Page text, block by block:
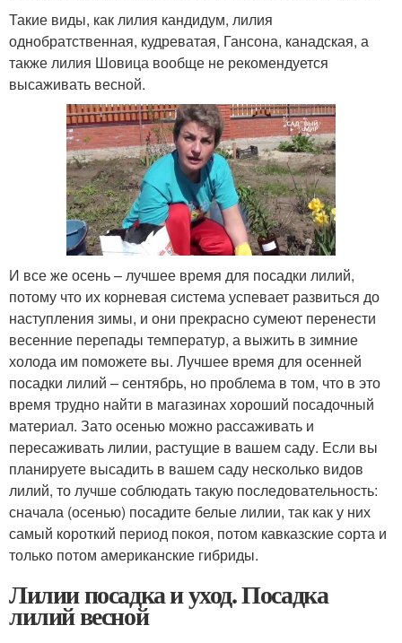
Такие виды, как лилия кандидум, лилия
однобратственная, кудреватая, Гансона, канадская, а
также лилия Шовица вообще не рекомендуется
высаживать весной.
И все же осень – лучшее время для посадки лилий,
потому что их корневая система успевает развиться до
наступления зимы, и они прекрасно сумеют перенести
весенние перепады температур, а выжить в зимние
холода им поможете вы. Лучшее время для осенней
посадки лилий – сентябрь, но проблема в том, что в это
время трудно найти в магазинах хороший посадочный
материал. Зато осенью можно рассаживать и
пересаживать лилии, растущие в вашем саду. Если вы
планируете высадить в вашем саду несколько видов
лилий, то лучше соблюдать такую последовательность:
сначала (осенью) посадите белые лилии, так как у них
самый короткий период покоя, потом кавказские сорта и
только потом американские гибриды.
Лилии посадка и уход. Посадка
лилий весной